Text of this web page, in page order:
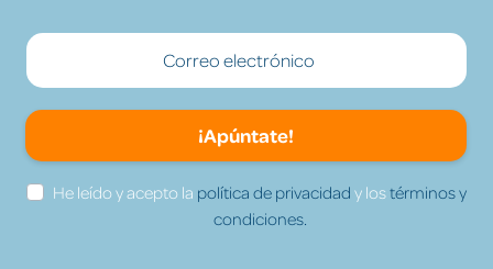
¡Apúntate!
He leído y acepto la política de privacidad y lostérminos y
condiciones.